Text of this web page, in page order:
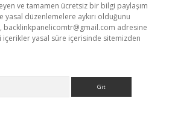
ve tamamen ücretsiz bir bilgi paylaşım
düzenlemelere aykırı olduğunu
backlinkpanelicomtr@gmail.com adresine
yasal süre içerisinde sitemizden